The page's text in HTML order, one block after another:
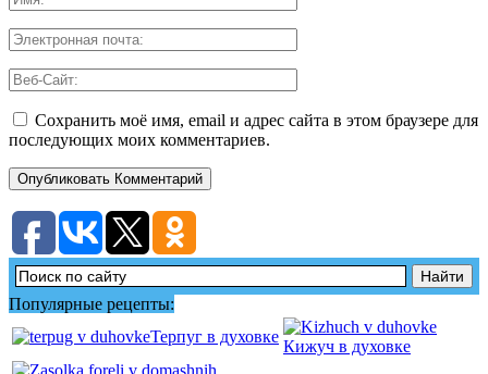
Сохранить моё имя, email и адрес сайта в этом браузере для
последующих моих комментариев.
Популярные рецепты:
Терпуг в духовке
Кижуч в духовке